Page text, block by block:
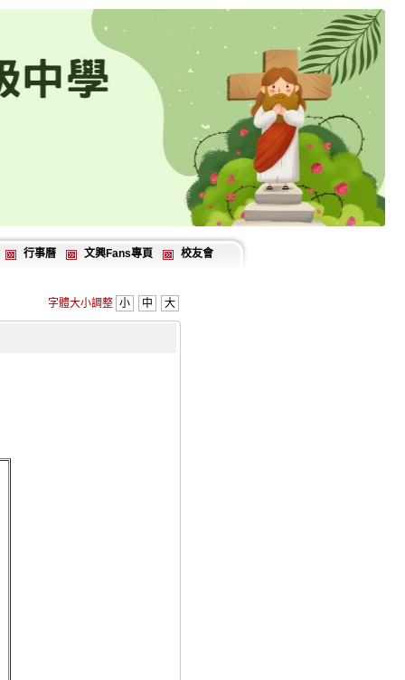
行事曆 文興Fans專頁 校友會
字體大小調整 小 中 大